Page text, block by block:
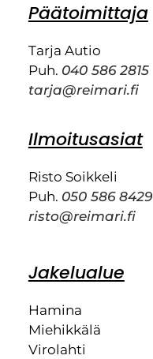
Päätoimittaja
Tarja Autio
Puh. 040 586 2815
tarja@reimari.fi
Ilmoitusasiat
Risto Soikkeli
Puh. 050 586 8429
risto@reimari.fi
Jakelualue
Hamina
Miehikkälä
Virolahti